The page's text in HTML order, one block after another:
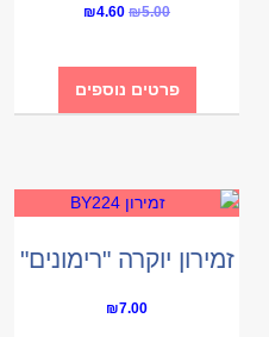
₪5.00
Original
was:
₪5.00.
₪4.60
is:
₪4.60.פרטים נוספים
זמירון יוקרה "רימונים"
₪7.00